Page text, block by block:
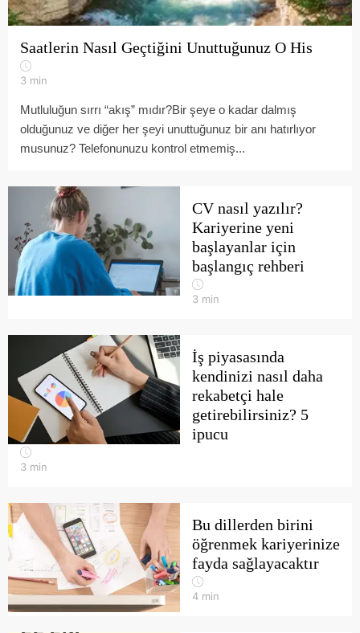
Saatlerin Nasıl Geçtiğini Unuttuğunuz O His
3 min
Mutluluğun sırrı “akış” mıdır?Bir şeye o kadar dalmış
olduğunuz ve diğer her şeyi unuttuğunuz bir anı hatırlıyor
musunuz? Telefonunuzu kontrol etmemiş...
CV nasıl yazılır?
Kariyerine yeni
başlayanlar için
başlangıç rehberi
3 min
İş piyasasında
kendinizi nasıl daha
rekabetçi hale
getirebilirsiniz? 5
ipucu
3 min
Bu dillerden birini
öğrenmek kariyerinize
fayda sağlayacaktır
4 min